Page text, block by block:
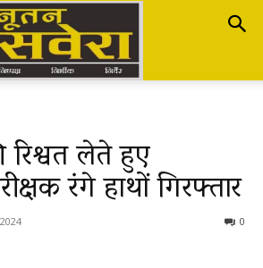
लेते हुए
रंगे हाथों गिरफ्तार
0